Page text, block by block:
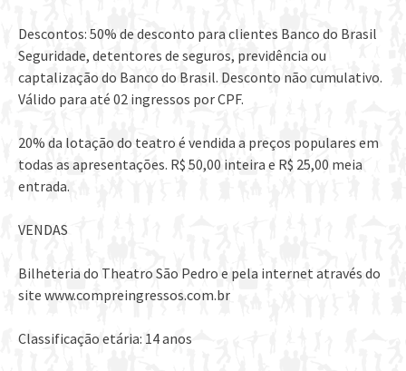
Descontos: 50% de desconto para clientes Banco do Brasil
Seguridade, detentores de seguros, previdência ou
captalização do Banco do Brasil. Desconto não cumulativo.
Válido para até 02 ingressos por CPF.
20% da lotação do teatro é vendida a preços populares em
todas as apresentações. R$ 50,00 inteira e R$ 25,00 meia
entrada.
VENDAS
Bilheteria do Theatro São Pedro e pela internet através do
site www.compreingressos.com.br
Classificação etária: 14 anos